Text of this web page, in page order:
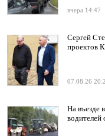
вчера 14:47
Сергей
проектов
07.08.26
На въезде
водителей